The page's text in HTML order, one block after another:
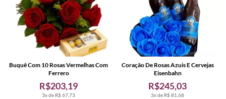
3x de R$ 67,73
R$203,19
Buquê Com 10 Rosas Vermelhas Com
Ferrero
3x de R$ 81,68
R$245,03
Coração De Rosas Azuis E Cervejas
Eisenbahn